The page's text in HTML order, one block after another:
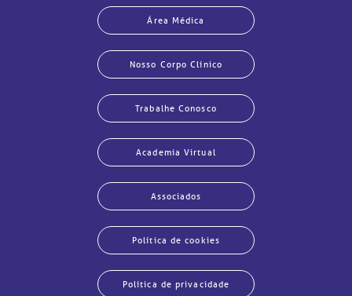
Área Médica
Nosso Corpo Clínico
Trabalhe Conosco
Academia Virtual
Associados
Política de cookies
Política de privacidade